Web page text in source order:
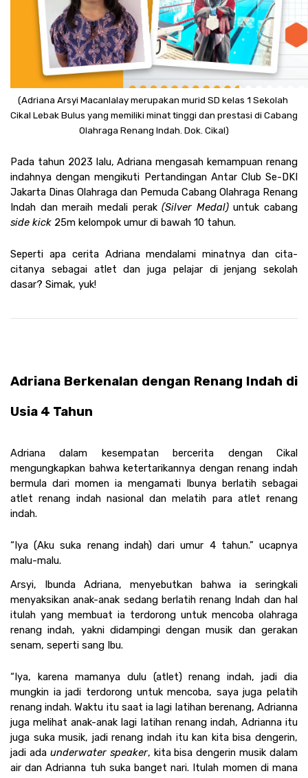
(Adriana Arsyi Macanlalay merupakan murid SD kelas 1 Sekolah
Cikal Lebak Bulus yang memiliki minat tinggi dan prestasi di Cabang
Olahraga Renang Indah. Dok. Cikal)
Pada tahun 2023 lalu, Adriana mengasah kemampuan renang
indahnya dengan mengikuti Pertandingan Antar Club Se-DKI
Jakarta Dinas Olahraga dan Pemuda Cabang Olahraga Renang
Indah dan meraih medali perak (Silver Medal)
side kick 25m kelompok umur di bawah 10 tahun.
Seperti apa cerita Adriana mendalami minatnya dan cita-
citanya sebagai atlet dan juga pelajar di jenjang sekolah
dasar? Simak, yuk!
Adriana Berkenalan dengan Renang Indah di
Usia 4 Tahun
Adriana dalam kesempatan bercerita dengan Cikal
mengungkapkan bahwa ketertarikannya dengan renang indah
bermula dari momen ia mengamati Ibunya berlatih sebagai
atlet renang indah nasional dan melatih para atlet renang
indah.
“Iya (Aku suka renang indah) dari umur 4 tahun.” ucapnya
malu-malu.
Arsyi, Ibunda Adriana, menyebutkan bahwa ia seringkali
menyaksikan anak-anak sedang berlatih renang Indah dan hal
itulah yang membuat ia terdorong untuk mencoba olahraga
renang indah, yakni didampingi dengan musik dan gerakan
senam, seperti sang Ibu.
“Iya, karena mamanya dulu (atlet) renang indah, jadi dia
mungkin ia jadi terdorong untuk mencoba, saya juga pelatih
renang indah. Waktu itu saat ia lagi latihan berenang, Adrianna
juga melihat anak-anak lagi latihan renang indah, Adrianna itu
juga suka musik, jadi renang indah itu kan kita bisa dengerin,
jadi ada underwater speaker, kita bisa dengerin musik dalam
air dan Adrianna tuh suka banget nari. Itulah momen di mana